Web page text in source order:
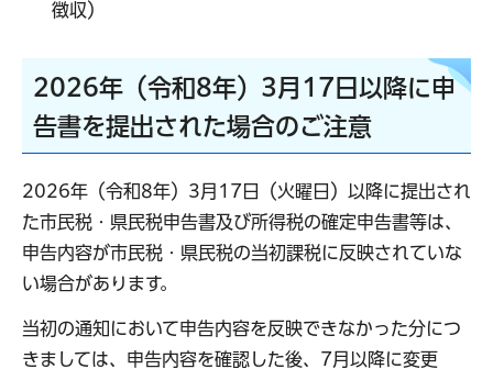
徴収）
2026年（令和8年）3月17日以降に申
告書を提出された場合のご注意
2026年（令和8年）3月17日（火曜日）以降に提出され
た市民税・県民税申告書及び所得税の確定申告書等は、
申告内容が市民税・県民税の当初課税に反映されていな
い場合があります。
当初の通知において申告内容を反映できなかった分につ
きましては、申告内容を確認した後、7月以降に変更